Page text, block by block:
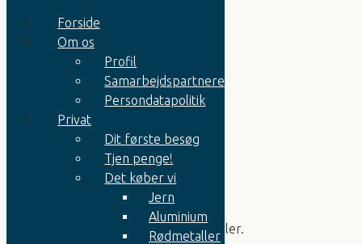
El-motorer med gear o. lign.
Kølekompressorer
Transformatorer
Metaller kvalitetskrav
El-motorer med mere
Kølekompressorer
Fra korrekt miljøbehandlede kølemøbler.
Forside
Om os
Profil
Samarbejdspartnere
Persondatapolitik
Privat
Dit første besøg
Tjen penge!
Det køber vi
Jern
Aluminium
Rødmetaller